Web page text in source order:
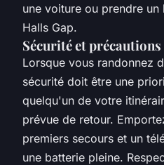
une voiture ou prendre
Halls Gap.
Sécurité et précautions
Lorsque vous randonnez
sécurité doit être une
quelqu'un de votre
prévue de retour.
premiers secours et un
une batterie pleine.